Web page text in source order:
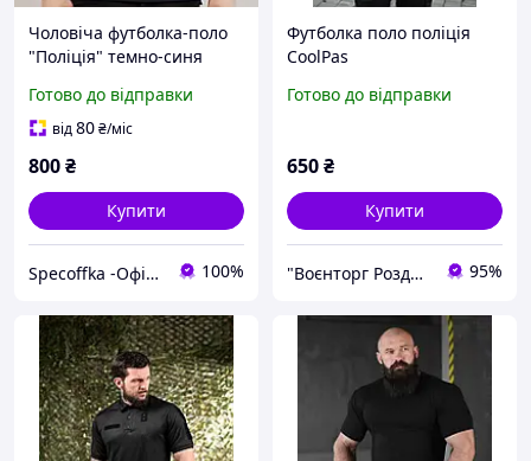
Чоловіча футболка-поло
"Поліція" темно-синя
липучками Velcro під
шеврони | Розмір (XS-4XL)
Готово до відправки
від80₴/міс
800₴
Купити
Specoffka -Офіцерські Ремені, Спецодяг, Уніформа, Спецвзуття, Ремінь Охоронця 100%
Футболка поло поліція
CoolPas
Готово до відправки
650₴
Купити
"Воєнторг Роздріб/Опт": На варті вашої безпеки! 95%